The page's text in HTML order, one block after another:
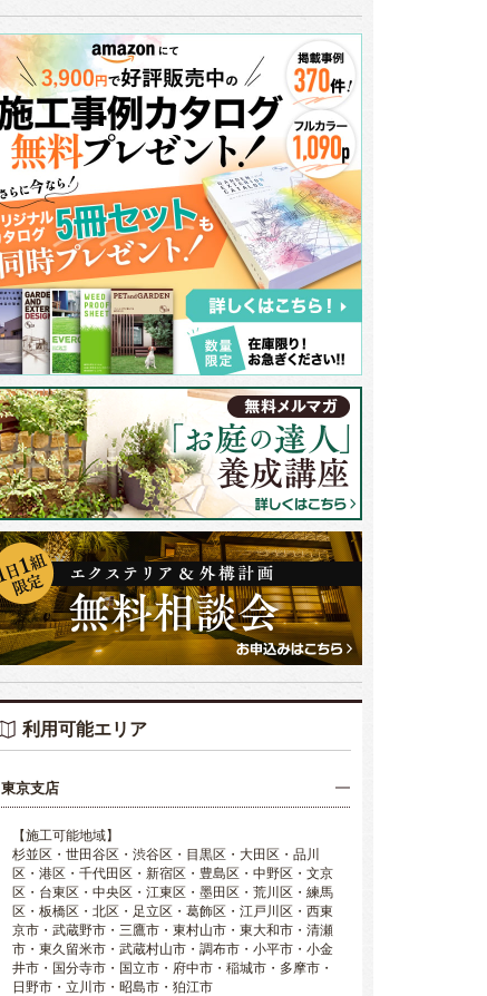
利用可能エリア
東京支店
【施工可能地域】
杉並区・世田谷区・渋谷区・目黒区・大田区・品川
区・港区・千代田区・新宿区・豊島区・中野区・文京
区・台東区・中央区・江東区・墨田区・荒川区・練馬
区・板橋区・北区・足立区・葛飾区・江戸川区・西東
京市・武蔵野市・三鷹市・東村山市・東大和市・清瀬
市・東久留米市・武蔵村山市・調布市・小平市・小金
井市・国分寺市・国立市・府中市・稲城市・多摩市・
日野市・立川市・昭島市・狛江市